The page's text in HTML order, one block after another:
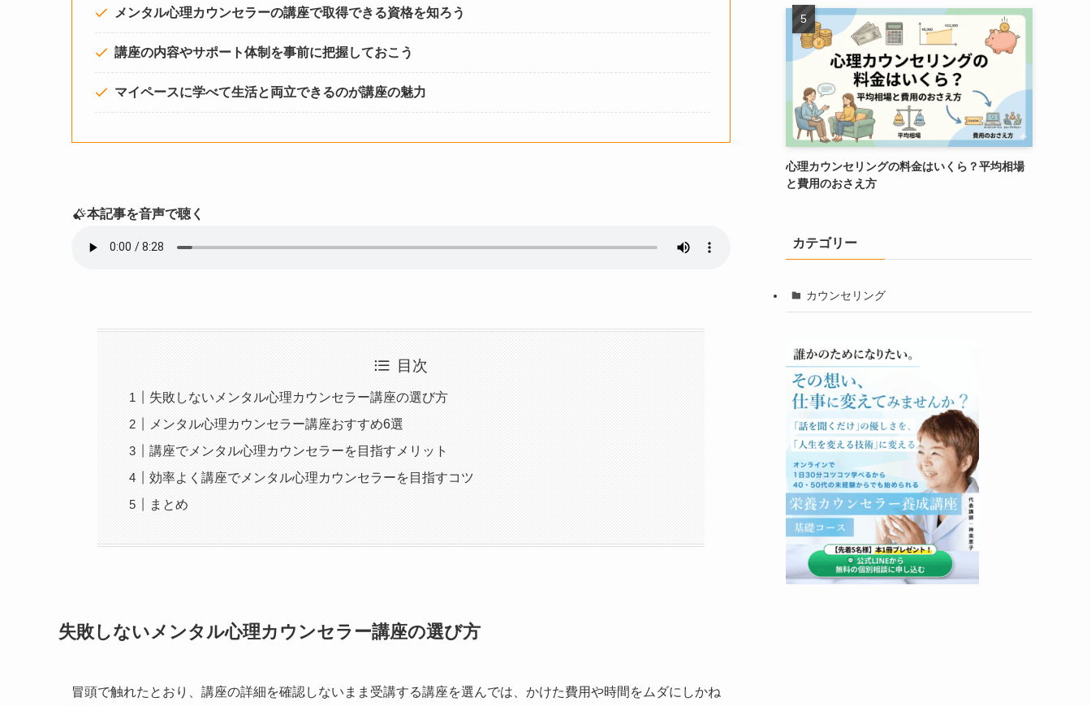
メンタル心理カウンセラーの講座で取得できる資格を知ろう
講座の内容やサポート体制を事前に把握しておこう
マイペースに学べて生活と両立できるのが講座の魅力
本記事を音声で聴く
目次
失敗しないメンタル心理カウンセラー講座の選び方
メンタル心理カウンセラー講座おすすめ6選
講座でメンタル心理カウンセラーを目指すメリット
効率よく講座でメンタル心理カウンセラーを目指すコツ
まとめ
失敗しないメンタル心理カウンセラー講座の選び方
冒頭で触れたとおり、講座の詳細を確認しないまま受講する講座を選んでは、かけた費用や時間をムダにしかね
心理カウンセリングの料金はいくら？平均相場
と費用のおさえ方
カテゴリー
カウンセリング